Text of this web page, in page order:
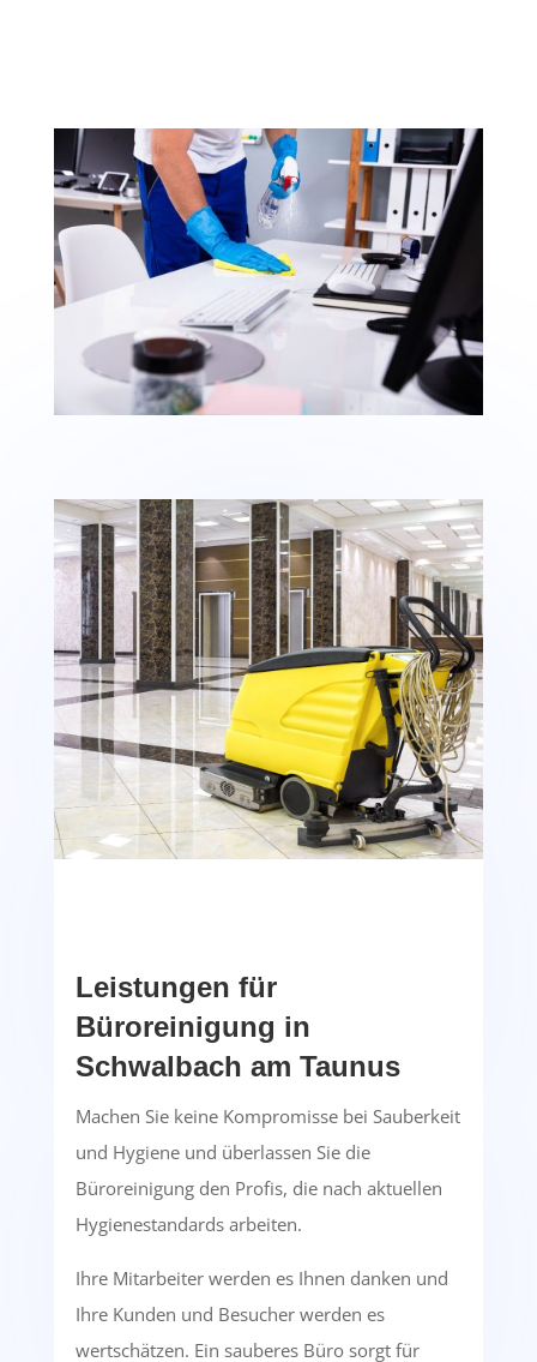
Leistungen für
Büroreinigung in
Schwalbach am Taunus
Machen Sie keine Kompromisse bei Sauberkeit
und Hygiene und überlassen Sie die
Büroreinigung den Profis, die nach aktuellen
Hygienestandards arbeiten.
Ihre Mitarbeiter werden es Ihnen danken und
Ihre Kunden und Besucher werden es
wertschätzen. Ein sauberes Büro sorgt für